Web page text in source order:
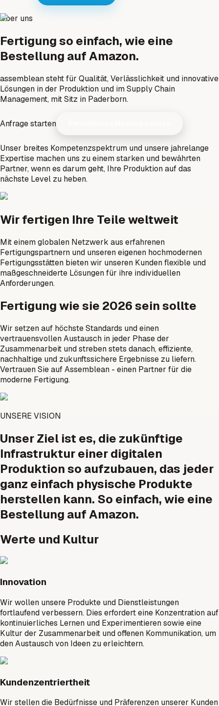
Über uns
Fertigung so einfach, wie eine
Bestellung auf Amazon.
assemblean steht für Qualität, Verlässlichkeit und innovative
Lösungen in der Produktion und im Supply Chain
Management, mit Sitz in Paderborn.
Anfrage starten
Unser breites Kompetenzspektrum und unsere jahrelange
Expertise machen uns zu einem starken und bewährten
Partner, wenn es darum geht, Ihre Produktion auf das
nächste Level zu heben.
Wir fertigen Ihre Teile weltweit
Mit einem globalen Netzwerk aus erfahrenen
Fertigungspartnern und unseren eigenen hochmodernen
Fertigungsstätten bieten wir unseren Kunden flexible und
maßgeschneiderte Lösungen für ihre individuellen
Anforderungen.
Fertigung wie sie 2026 sein sollte
Wir setzen auf höchste Standards und einen
vertrauensvollen Austausch in jeder Phase der
Zusammenarbeit und streben stets danach, effiziente,
nachhaltige und zukunftssichere Ergebnisse zu liefern.
Vertrauen Sie auf Assemblean - einen Partner für die
moderne Fertigung.
UNSERE VISION
Unser Ziel ist es, die zukünftige
Infrastruktur einer digitalen
Produktion so aufzubauen, das jeder
ganz einfach physische Produkte
herstellen kann. So einfach, wie eine
Bestellung auf Amazon.
Werte und Kultur
Innovation
Wir wollen unsere Produkte und Dienstleistungen
fortlaufend verbessern. Dies erfordert eine Konzentration auf
kontinuierliches Lernen und Experimentieren sowie eine
Kultur der Zusammenarbeit und offenen Kommunikation, um
den Austausch von Ideen zu erleichtern.
Kundenzentriertheit
Wir stellen die Bedürfnisse und Präferenzen unserer Kunden